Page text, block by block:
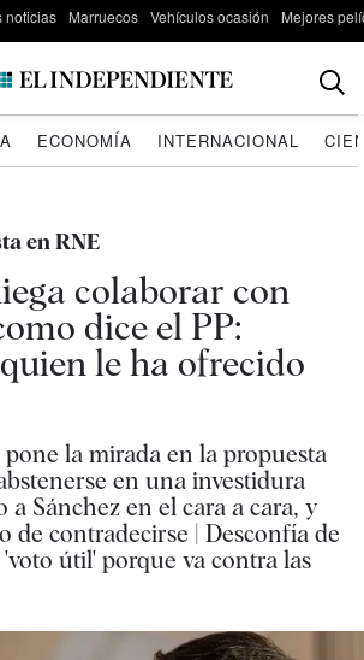
noticias Marruecos Vehículos ocasión Mejores
ECONOMÍA INTERNACIONAL
en RNE
colaborar con
dice el PP:
le ha ofrecido
la mirada en la propuesta
en una investidura
a Sánchez en el cara a cara, y
de contradecirse | Desconfía de
útil' porque va contra las